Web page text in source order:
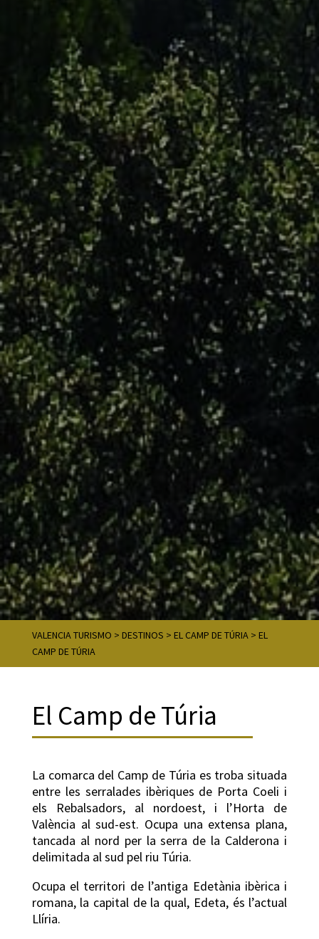
VALENCIA TURISMO > DESTINOS > EL CAMP DE TÚRIA> EL
CAMP DE TÚRIA
El Camp de Túria
La comarca del Camp de Túria es troba situada
entre les serralades ibèriques de Porta Coeli i
els Rebalsadors, al nordoest, i l’Horta de
València al sud-est. Ocupa una extensa plana,
tancada al nord per la serra de la Calderona i
delimitada al sud pel riu Túria.
Ocupa el territori de l’antiga Edetània ibèrica i
romana, la capital de la qual, Edeta, és l’actual
Llíria.